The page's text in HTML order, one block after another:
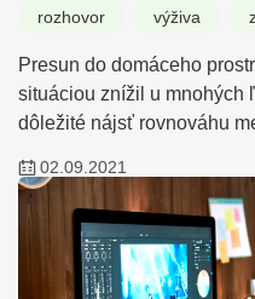
rozhovor výživa
Presun do domáceho
situáciou znížil u mnohých
dôležité nájsť rovnováhu
02.09.2021